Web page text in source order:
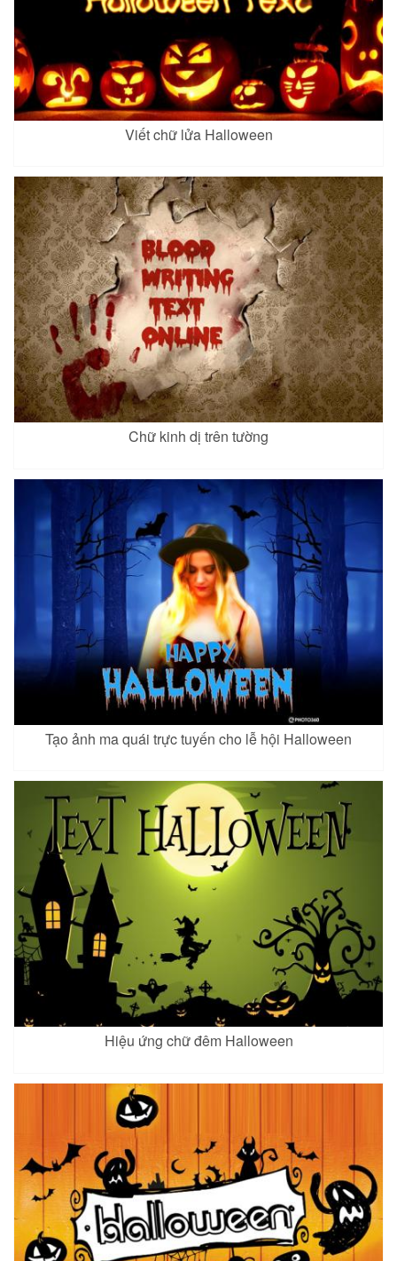
Viết chữ lửa Halloween
Chữ kinh dị trên tường
Tạo ảnh ma quái trực tuyến cho lễ hội Halloween
Hiệu ứng chữ đêm Halloween